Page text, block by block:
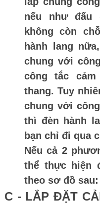
nếu như đấu
không còn
hành lang
chung với
công tắc
thang. Tuy
chung với
thì đèn hành
bạn chỉ đi qua
Nếu cả 2
thể thực hiện
theo sơ đồ sau:
C - LẮP ĐẶT